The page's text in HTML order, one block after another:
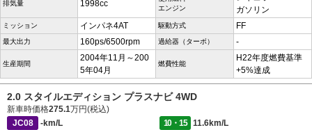
排気量 1998cc
エンジン
ガソリン
ミッション インパネ4AT 駆動方式 FF
最大出力 160ps/6500rpm 過給器（ターボ） -
生産期間
2004年11月～200
5年04月
燃費性能
H22年度燃費基準
+5%達成
2.0 スタイルエディション プラスナビ 4WD
新車時価格275.1万円(税込)
JC08
-km/L 10・15
11.6km/L